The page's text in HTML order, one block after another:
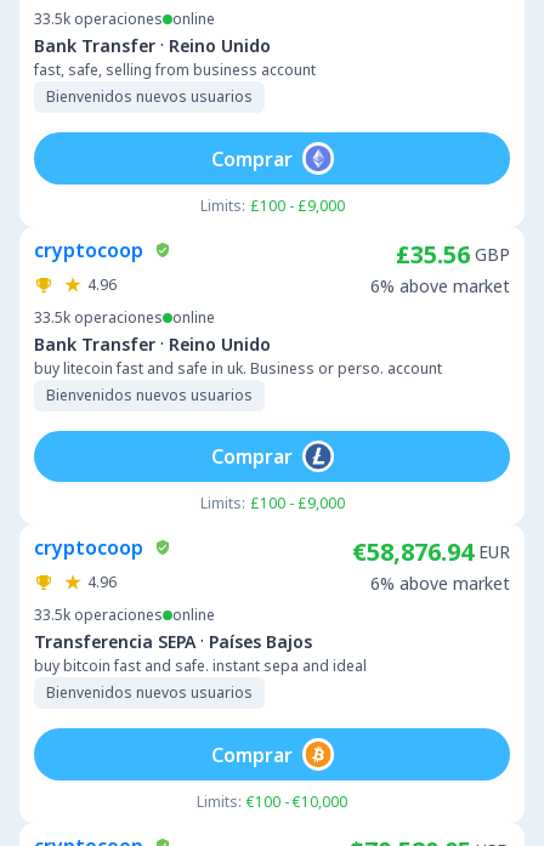
33.5k operaciones online
Bank Transfer · Reino Unido
fast, safe, selling from business account
Bienvenidos nuevos usuarios
Limits: £100 - £9,000
Comprar
cryptocoop
4.96
33.5k operaciones online
Bank Transfer · Reino Unido
buy litecoin fast and safe in uk. Business or perso. account
Bienvenidos nuevos usuarios
£35.56 GBP
6% above market
Limits: £100 - £9,000
Comprar
cryptocoop
4.96
33.5k operaciones online
Transferencia SEPA · Países Bajos
buy bitcoin fast and safe. instant sepa and ideal
Bienvenidos nuevos usuarios
€58,876.94 EUR
6% above market
Limits: €100 - €10,000
Comprar